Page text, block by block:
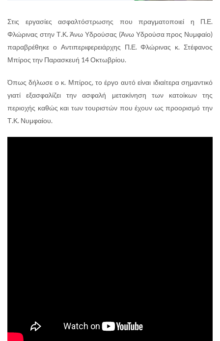
Στις εργασίες ασφαλτόστρωσης που πραγματοποιεί η Π.Ε.
Φλώρινας στην Τ.Κ. Άνω Υδρούσας (Άνω Υδρούσα προς Νυμφαίο)
παραβρέθηκε ο Αντιπεριφερειάρχης Π.Ε. Φλώρινας κ. Στέφανος
Μπίρος την Παρασκευή 14 Οκτωβρίου.
Όπως δήλωσε ο κ. Μπίρος, το έργο αυτό είναι ιδιαίτερα σημαντικό
γιατί εξασφαλίζει την ασφαλή μετακίνηση των κατοίκων της
περιοχής καθώς και των τουριστών που έχουν ως προορισμό την
Τ.Κ. Νυμφαίου.